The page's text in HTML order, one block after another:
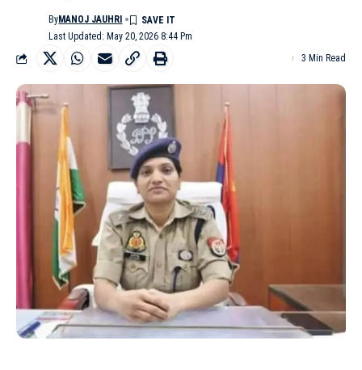
Last Updated: May 20, 2026 8:44 Pm
ByMANOJ JAUHRI
3 Min Read